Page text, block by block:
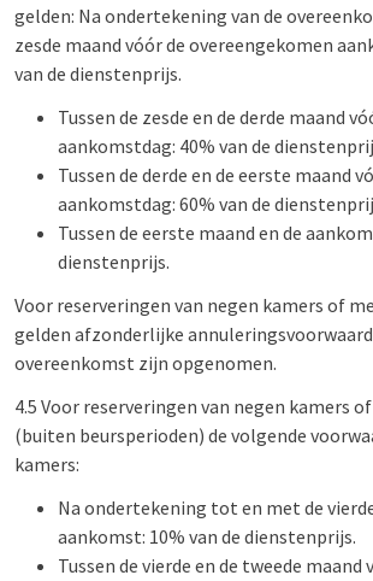
gelden: Na ondertekening van de
zesde maand vóór de overeengekomen
van de dienstenprijs.
Tussen de zesde en de derde maand
aankomstdag: 40% van de
Tussen de derde en de eerste maand
aankomstdag: 60% van de
Tussen de eerste maand en de
dienstenprijs.
Voor reserveringen van negen kamers of
gelden afzonderlijke
overeenkomst zijn opgenomen.
4.5 Voor reserveringen van negen kamers
(buiten beursperioden) de volgende
kamers:
Na ondertekening tot en met de
aankomst: 10% van de dienstenprijs.
Tussen de vierde en de tweede